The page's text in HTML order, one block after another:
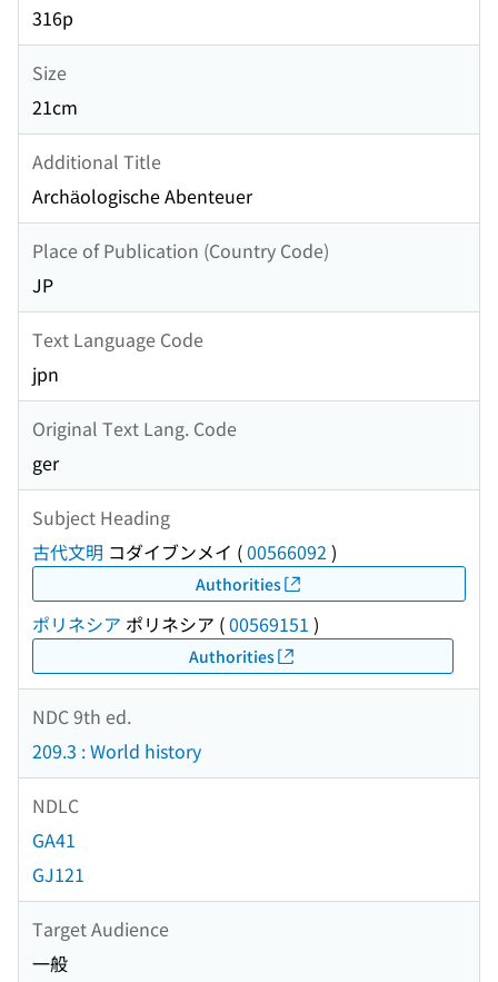
316p
Size
21cm
Additional Title
Archäologische Abenteuer
Place of Publication (Country Code)
JP
Text Language Code
jpn
Original Text Lang. Code
ger
Subject Heading
古代文明 コダイブンメイ (00566092 )
Authorities
ポリネシア ポリネシア (00569151 )
Authorities
NDC 9th ed.
209.3 : World history
NDLC
GA41
GJ121
Target Audience
一般